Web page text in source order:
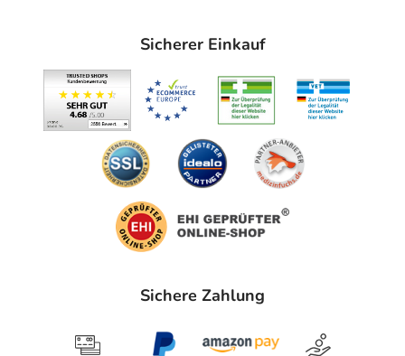
Sicherer Einkauf
Sichere Zahlung